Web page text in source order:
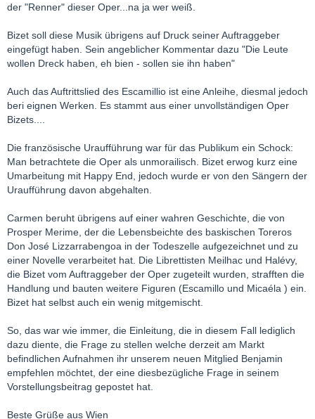
der "Renner" dieser Oper...na ja wer weiß.
Bizet soll diese Musik übrigens auf Druck seiner Auftraggeber
eingefügt haben. Sein angeblicher Kommentar dazu "Die Leute
wollen Dreck haben, eh bien - sollen sie ihn haben"
Auch das Auftrittslied des Escamillio ist eine Anleihe, diesmal jedoch
beri eignen Werken. Es stammt aus einer unvollständigen Oper
Bizets....
Die französische Uraufführung war für das Publikum ein Schock:
Man betrachtete die Oper als unmorailisch. Bizet erwog kurz eine
Umarbeitung mit Happy End, jedoch wurde er von den Sängern der
Uraufführung davon abgehalten.
Carmen beruht übrigens auf einer wahren Geschichte, die von
Prosper Merime, der die Lebensbeichte des baskischen Toreros
Don José Lizzarrabengoa in der Todeszelle aufgezeichnet und zu
einer Novelle verarbeitet hat. Die Librettisten Meilhac und Halévy,
die Bizet vom Auftraggeber der Oper zugeteilt wurden, strafften die
Handlung und bauten weitere Figuren (Escamillo und Micaéla ) ein.
Bizet hat selbst auch ein wenig mitgemischt.
So, das war wie immer, die Einleitung, die in diesem Fall lediglich
dazu diente, die Frage zu stellen welche derzeit am Markt
befindlichen Aufnahmen ihr unserem neuen Mitglied Benjamin
empfehlen möchtet, der eine diesbezügliche Frage in seinem
Vorstellungsbeitrag gepostet hat.
Beste Grüße aus Wien